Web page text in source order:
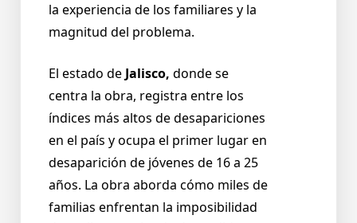
la experiencia de los familiares y la
magnitud del problema.
El estado deJalisco, donde se
centra la obra, registra entre los
índices más altos de desapariciones
en el país y ocupa el primer lugar en
desaparición de jóvenes de 16 a 25
años. La obra aborda cómo miles de
familias enfrentan la imposibilidad